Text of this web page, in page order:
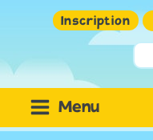
Inscription
Mot
Menu